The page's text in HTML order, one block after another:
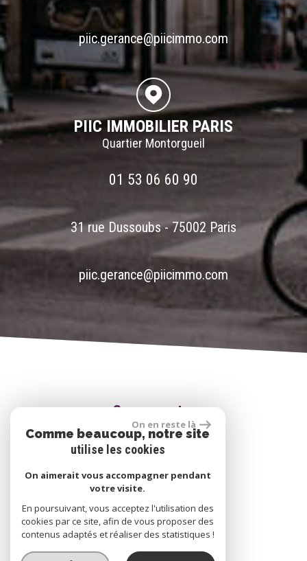
piic.gerance@piicimmo.com
PIIC IMMOBILIER PARIS
Quartier Montorgueil
01 53 06 60 90
31 rue Dussoubs - 75002 Paris
piic.gerance@piicimmo.com
Se connecter
Espace propriétaire
réalisé par
On en reste là
Comme beaucoup, notre site
utilise les cookies
On aimerait vous accompagner pendant
votre visite.
En poursuivant, vous acceptez l'utilisation des
cookies par ce site, afin de vous proposer des
contenus adaptés et réaliser des statistiques !